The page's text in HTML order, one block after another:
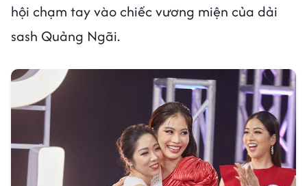
hội chạm tay vào chiếc vương miện của dải
sash Quảng Ngãi.